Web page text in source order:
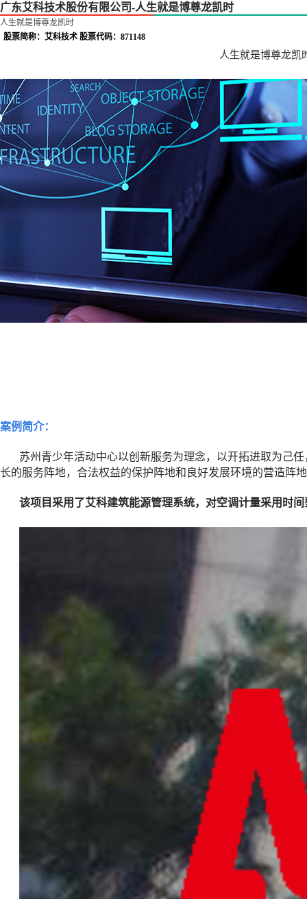
广东艾科技术股份有限公司-人生就是博尊龙凯时
人生就是博尊龙凯时
股票简称：艾科技术 股票代码：871148
人生就是博尊龙凯
案例简介：
苏州青少年活动中心以创新服务为理念，以开拓进取为己
长的服务阵地，合法权益的保护阵地和良好发展环境的营造阵
该项目采用了艾科建筑能源管理系统，对空调计量采用时